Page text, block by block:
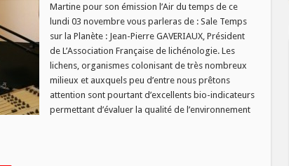
Martine pour son émission l’Air du temps de ce
lundi 03 novembre vous parleras de : Sale Temps
sur la Planète : Jean-Pierre GAVERIAUX, Président
de L’Association Française de lichénologie. Les
lichens, organismes colonisant de très nombreux
milieux et auxquels peu d’entre nous prêtons
attention sont pourtant d’excellents bio-indicateurs
permettant d’évaluer la qualité de l’environnement